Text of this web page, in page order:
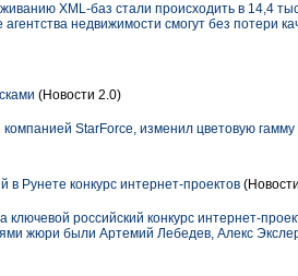
XML-баз стали происходить в 14,4
недвижимости смогут без потери
(Новости 2.0)
StarForce, изменил цветовую гамму
Рунете конкурс интернет-проектов
российский конкурс интернет-
жюри были Артемий Лебедев, Алекс